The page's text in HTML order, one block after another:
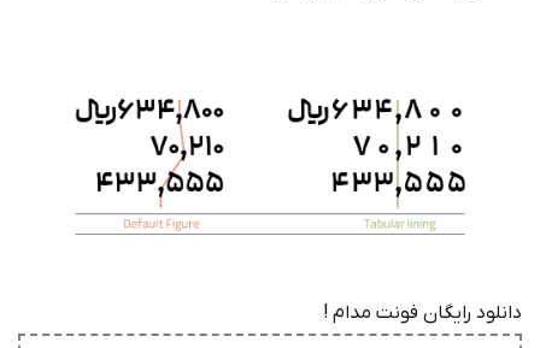
دانلود رایگان فونت مدام !